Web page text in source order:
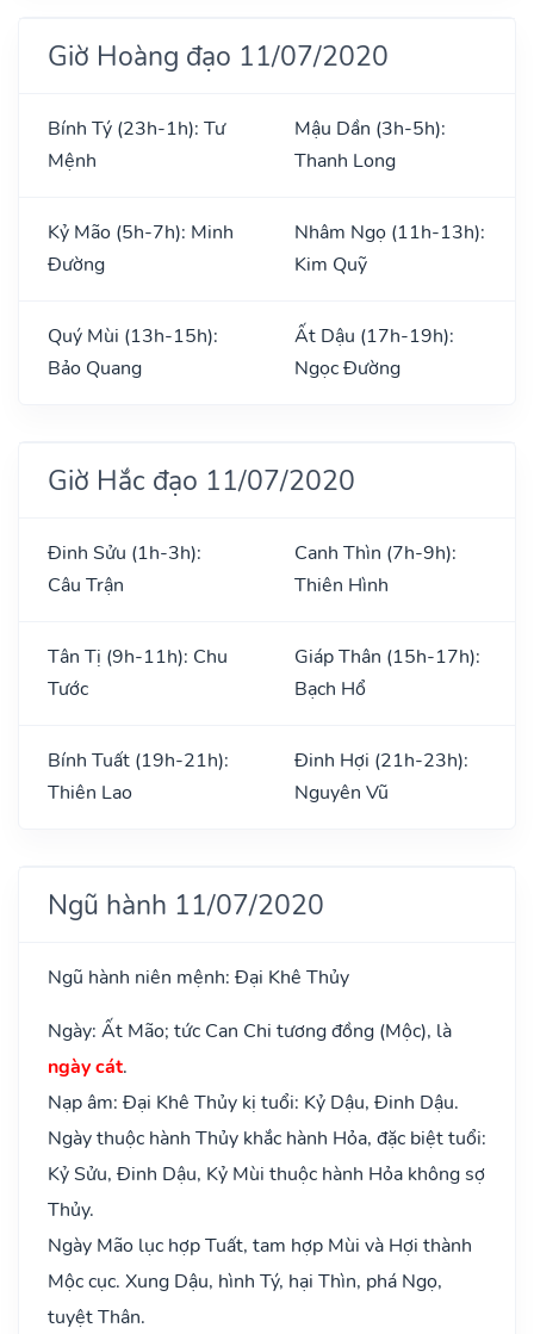
Giờ Hoàng đạo 11/07/2020
Bính Tý (23h-1h): Tư
Mệnh
Mậu Dần (3h-5h):
Thanh Long
Kỷ Mão (5h-7h): Minh
Đường
Nhâm Ngọ (11h-13h):
Kim Quỹ
Quý Mùi (13h-15h):
Bảo Quang
Ất Dậu (17h-19h):
Ngọc Đường
Giờ Hắc đạo 11/07/2020
Đinh Sửu (1h-3h):
Câu Trận
Canh Thìn (7h-9h):
Thiên Hình
Tân Tị (9h-11h): Chu
Tước
Giáp Thân (15h-17h):
Bạch Hổ
Bính Tuất (19h-21h):
Thiên Lao
Đinh Hợi (21h-23h):
Nguyên Vũ
Ngũ hành 11/07/2020
Ngũ hành niên mệnh: Đại Khê Thủy
Ngày: Ất Mão; tức Can Chi tương đồng (Mộc), là
ngày cát.
Nạp âm: Đại Khê Thủy kị tuổi: Kỷ Dậu, Đinh Dậu.
Ngày thuộc hành Thủy khắc hành Hỏa, đặc biệt tuổi:
Kỷ Sửu, Đinh Dậu, Kỷ Mùi thuộc hành Hỏa không sợ
Thủy.
Ngày Mão lục hợp Tuất, tam hợp Mùi và Hợi thành
Mộc cục. Xung Dậu, hình Tý, hại Thìn, phá Ngọ,
tuyệt Thân.